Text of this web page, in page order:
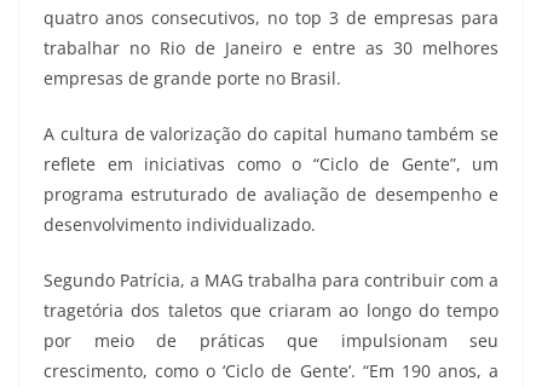
quatro anos consecutivos, no top 3 de empresas para
trabalhar no Rio de Janeiro e entre as 30 melhores
empresas de grande porte no Brasil.
A cultura de valorização do capital humano também se
reflete em iniciativas como o “Ciclo de Gente”, um
programa estruturado de avaliação de desempenho e
desenvolvimento individualizado.
Segundo Patrícia, a MAG trabalha para contribuir com a
tragetória dos taletos que criaram ao longo do tempo
por meio de práticas que impulsionam seu
crescimento, como o ‘Ciclo de Gente’. “Em 190 anos, a